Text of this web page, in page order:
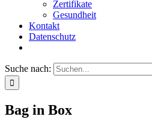
Zertifikate
Gesundheit
Kontakt
Datenschutz
Suche nach:
Bag in Box